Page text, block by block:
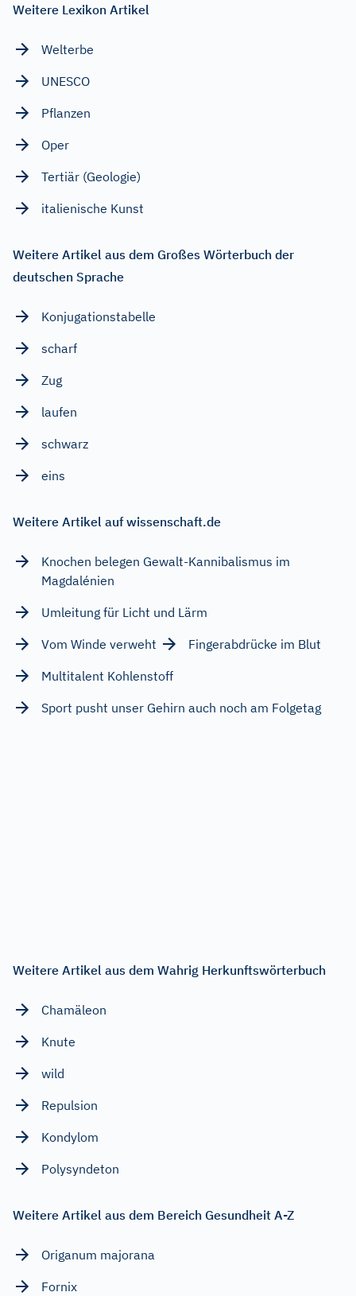
Weitere Lexikon Artikel
Welterbe
UNESCO
Pflanzen
Oper
Tertiär (Geologie)
italienische Kunst
Weitere Artikel aus dem Großes Wörterbuch der
deutschen Sprache
Konjugationstabelle
scharf
Zug
laufen
schwarz
eins
Weitere Artikel auf wissenschaft.de
Knochen belegen Gewalt-Kannibalismus im
Magdalénien
Umleitung für Licht und Lärm
Vom Winde verweht
Fingerabdrücke im Blut
Multitalent Kohlenstoff
Sport pusht unser Gehirn auch noch am Folgetag
Weitere Artikel aus dem Wahrig Herkunftswörterbuch
Chamäleon
Knute
wild
Repulsion
Kondylom
Polysyndeton
Weitere Artikel aus dem Bereich Gesundheit A-Z
Origanum majorana
Fornix